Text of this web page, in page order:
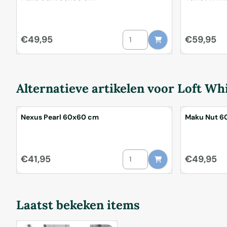
Prijs: 49,95
€49,95 Aantal kiezen voor Maku Dark
Prijs: 59,95
€59,95
Alternatieve artikelen voor Loft
Nexus Pearl 60x60 cm
Prijs: 41,95
€41,95 Aantal kiezen voor Nexus Pearl
Maku Nut
Prijs: 49,95
€49,95
Laatst bekeken items